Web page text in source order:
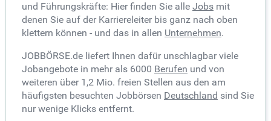
und Führungskräfte: Hier finden Sie alle Jobs mit
denen Sie auf der Karriereleiter bis ganz nach oben
klettern können - und das in allen Unternehmen.
JOBBÖRSE.de liefert Ihnen dafür unschlagbar viele
Jobangebote in mehr als 6000 Berufen und von
weiteren über 1,2 Mio. freien Stellen aus den am
häufigsten besuchten Jobbörsen Deutschland sind Sie
nur wenige Klicks entfernt.